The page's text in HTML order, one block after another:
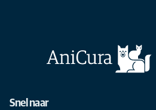
Snel naar